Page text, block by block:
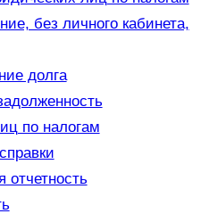
без личного кабинета,
долга
по налогам
отчетность